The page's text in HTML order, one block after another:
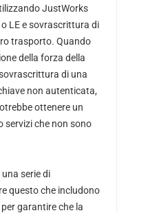
JustWorks
LE e sovrascrittura di
trasporto. Quando
della forza della
di una
non autenticata,
ottenere un
servizi che non sono
serie di
questo che includono
garantire che la